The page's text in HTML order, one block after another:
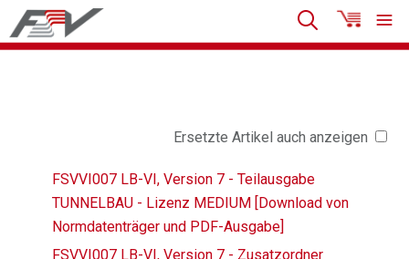
Ersetzte Artikel auch anzeigen
FSVVI007 LB-VI, Version 7 - Teilausgabe
TUNNELBAU - Lizenz MEDIUM [Download von
Normdatenträger und PDF-Ausgabe]
FSVVI007 LB-VI, Version 7 - Zusatzordner